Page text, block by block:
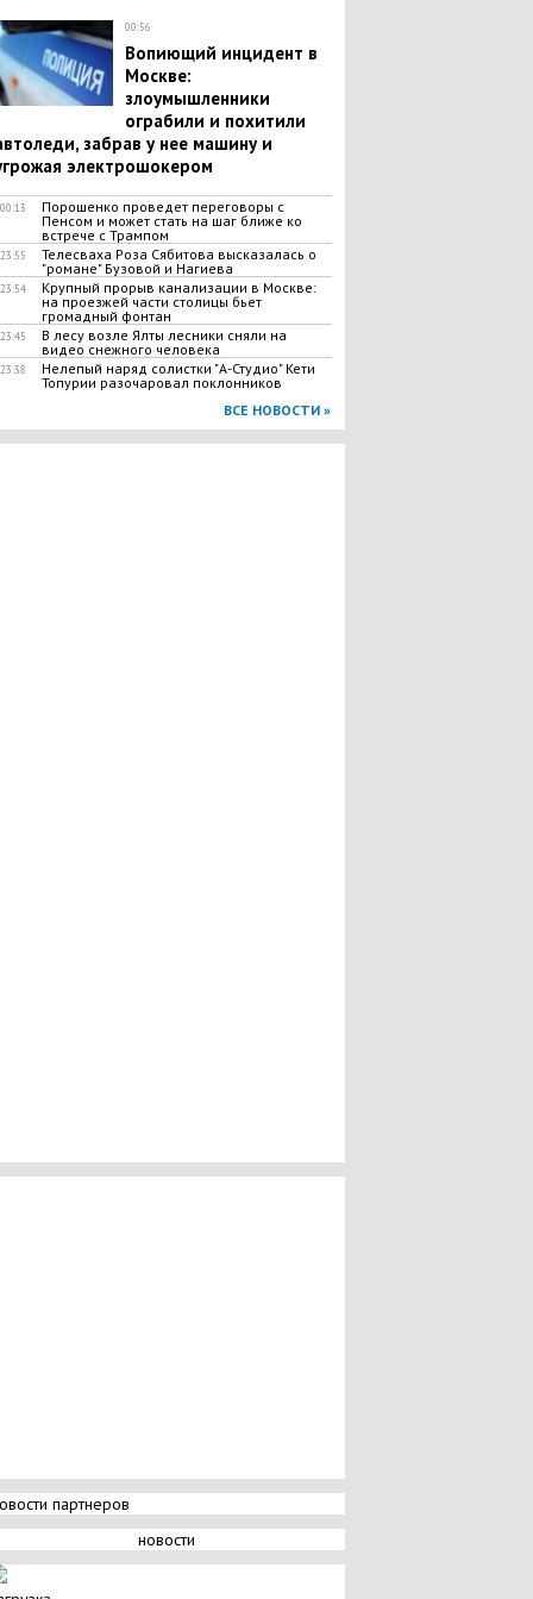
00:56
​Вопиющий инцидент в
Москве:
злоумышленники
ограбили и похитили
забрав у нее машину и
электрошокером
00:13
Порошенко проведет переговоры с
Пенсом и может стать на шаг ближе ко
встрече с Трампом
23:55
Телесваха Роза Сябитова высказалась о
"романе" Бузовой и Нагиева
23:54
​Крупный прорыв канализации в Москве:
на проезжей части столицы бьет
громадный фонтан
23:45
В лесу возле Ялты лесники сняли на
видео снежного человека
23:38
Нелепый наряд солистки "А-Студио" Кети
Топурии разочаровал поклонников
ВСЕ НОВОСТИ »
партнеров
новости